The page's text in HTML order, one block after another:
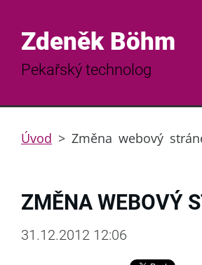
Zdeněk Böhm
Pekařský technolog
Úvod > Změna webový
ZMĚNA WEBOVÝ
31.12.2012 12:06